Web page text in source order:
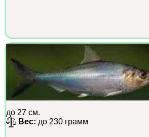
до 27 см.
Вес: до 230 грамм